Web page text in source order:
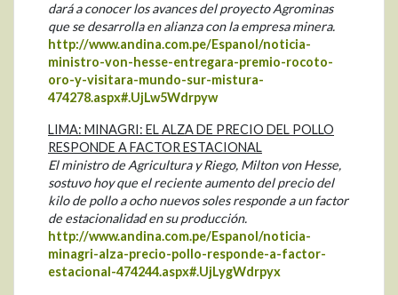
dará a conocer los avances del proyecto Agrominas
que se desarrolla en alianza con la empresa minera.
http://www.andina.com.pe/Espanol/noticia-
ministro-von-hesse-entregara-premio-rocoto-
oro-y-visitara-mundo-sur-mistura-
474278.aspx#.UjLw5Wdrpyw
LIMA: MINAGRI: EL ALZA DE PRECIO DEL POLLO
RESPONDE A FACTOR ESTACIONAL
El ministro de Agricultura y Riego, Milton von Hesse,
sostuvo hoy que el reciente aumento del precio del
kilo de pollo a ocho nuevos soles responde a un factor
de estacionalidad en su producción.
http://www.andina.com.pe/Espanol/noticia-
minagri-alza-precio-pollo-responde-a-factor-
estacional-474244.aspx#.UjLygWdrpyx